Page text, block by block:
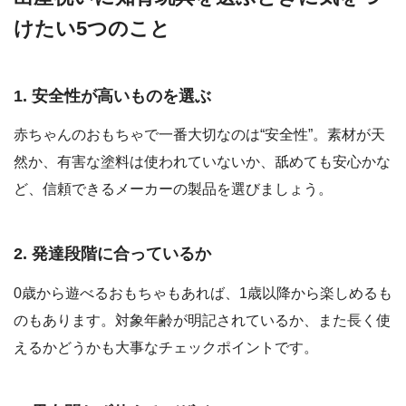
けたい5つのこと
1. 安全性が高いものを選ぶ
赤ちゃんのおもちゃで一番大切なのは“安全性”。素材が天
然か、有害な塗料は使われていないか、舐めても安心かな
ど、信頼できるメーカーの製品を選びましょう。
2. 発達段階に合っているか
0歳から遊べるおもちゃもあれば、1歳以降から楽しめるも
のもあります。対象年齢が明記されているか、また長く使
えるかどうかも大事なチェックポイントです。